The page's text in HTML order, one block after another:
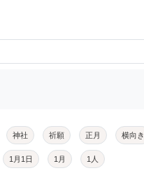
神社 祈願 正月 横向き
1月1日 1月 1人